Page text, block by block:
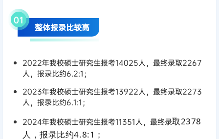
01
整体报录比较高
2022年我校硕士研究生报考14025人，最终录取2267
人，报录比约6.2:1；
2023年我校硕士研究生报考13922人，最终录取2273
人，报录比约6.1:1；
2024年我校硕士研究生报考11351人，最终录取2378
人，报录比约4.8:1；